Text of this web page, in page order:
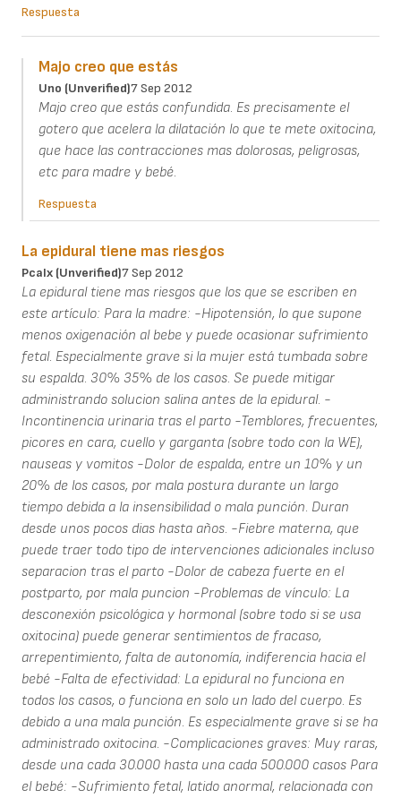
Respuesta
Majo creo que estás
Uno (unverified)7 Sep 2012
Majo creo que estás confundida. Es precisamente el
gotero que acelera la dilatación lo que te mete oxitocina,
que hace las contracciones mas dolorosas, peligrosas,
etc para madre y bebé.
Respuesta
La epidural tiene mas riesgos
Pcalx (unverified)7 Sep 2012
La epidural tiene mas riesgos que los que se escriben en
este artículo: Para la madre: -Hipotensión, lo que supone
menos oxigenación al bebe y puede ocasionar sufrimiento
fetal. Especialmente grave si la mujer está tumbada sobre
su espalda. 30% 35% de los casos. Se puede mitigar
administrando solucion salina antes de la epidural. -
Incontinencia urinaria tras el parto -Temblores, frecuentes,
picores en cara, cuello y garganta (sobre todo con la WE),
nauseas y vomitos -Dolor de espalda, entre un 10% y un
20% de los casos, por mala postura durante un largo
tiempo debida a la insensibilidad o mala punción. Duran
desde unos pocos dias hasta años. -Fiebre materna, que
puede traer todo tipo de intervenciones adicionales incluso
separacion tras el parto -Dolor de cabeza fuerte en el
postparto, por mala puncion -Problemas de vínculo: La
desconexión psicológica y hormonal (sobre todo si se usa
oxitocina) puede generar sentimientos de fracaso,
arrepentimiento, falta de autonomía, indiferencia hacia el
bebé -Falta de efectividad: La epidural no funciona en
todos los casos, o funciona en solo un lado del cuerpo. Es
debido a una mala punción. Es especialmente grave si se ha
administrado oxitocina. -Complicaciones graves: Muy raras,
desde una cada 30.000 hasta una cada 500.000 casos Para
el bebé: -Sufrimiento fetal, latido anormal, relacionada con